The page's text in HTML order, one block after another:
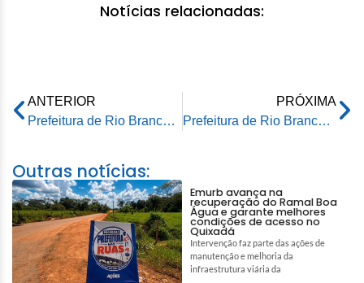
Notícias relacionadas:
ANTERIOR
Prefeitura de Rio Branco fornece insumos ao Governo do Estado na recuperação de ramais na zona rural da capital
PRÓXIMA
Prefeitura de Rio Branco realiza manutenção na ETA para garantir a qualidade da água
Outras notícias:
Emurb avança na
recuperação do Ramal Boa
Água e garante melhores
condições de acesso no
Quixadá
Intervenção faz parte das ações de
manutenção e melhoria da
infraestrutura viária da